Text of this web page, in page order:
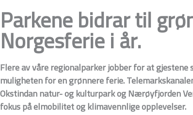
Parkene bidrar til
Norgesferie i år.
Flere av våre regionalparker jobber for at gjestene
muligheten for en grønnere ferie.
Okstindan natur- og kulturpark og Nærøyfjorden
fokus på elmobilitet og klimavennlige opplevelser.